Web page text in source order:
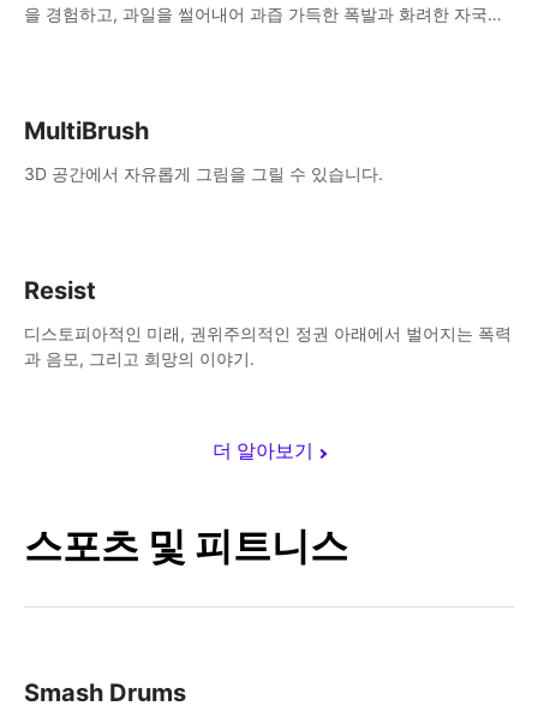
더 알아보기
을 경험하고, 과일을 썰어내어 과즙 가득한 폭발과 화려한 자국을
MultiBrush
3D 공간에서 자유롭게 그림을 그릴 수 있습니다.
Resist
디스토피아적인 미래, 권위주의적인 정권 아래에서 벌어지는 폭력
과 음모, 그리고 희망의 이야기.
스포츠 및 피트니스
Smash Drums